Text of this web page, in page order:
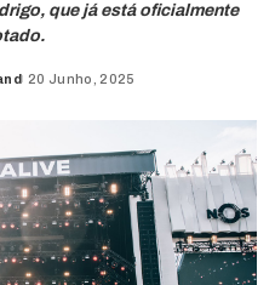
que já está oficialmente
20 Junho, 2025